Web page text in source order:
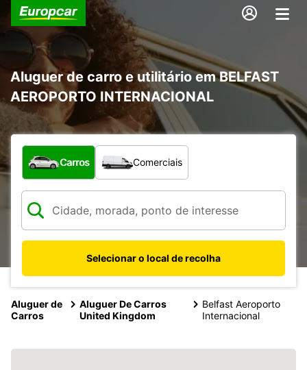
Aluguer de carro e utilitário em BELFAST
AEROPORTO INTERNACIONAL
Que tipo de veículo pretende?
Carros Comerciais
Selecionar o local de recolha
Aluguer de
Carros
Aluguer De Carros
United Kingdom
Belfast Aeroporto
Internacional